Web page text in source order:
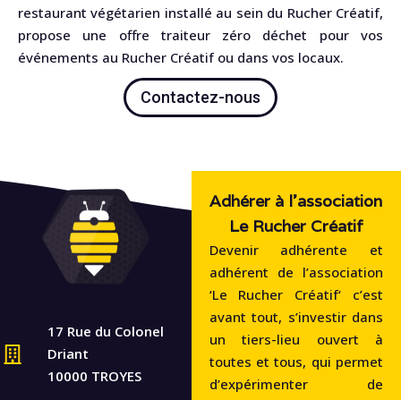
restaurant végétarien installé au sein du Rucher Créatif,
propose une offre traiteur zéro déchet pour vos
événements au Rucher Créatif ou dans vos locaux.
Contactez-nous
17 Rue du Colonel
Driant
10000 TROYES
Adhérer à l'association
Le Rucher Créatif
Devenir adhérente et
adhérent de l’association
‘Le Rucher Créatif‘ c’est
avant tout, s’investir dans
un tiers-lieu ouvert à
toutes et tous, qui permet
d’expérimenter de